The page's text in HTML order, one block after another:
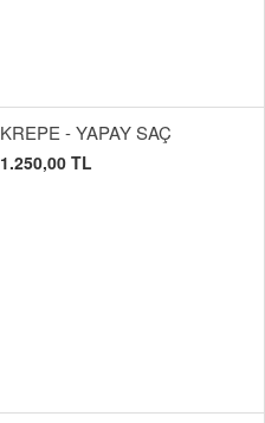
KREPE - YAPAY SAÇ
1.250,00 TL